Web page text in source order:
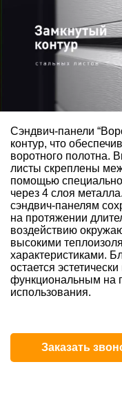
Сэндвич-панели
контур, что
воротного полотна.
листы скреплены
помощью
через 4 слоя
сэндвич-панелям
на протяжении
воздействию
высокими
характеристиками.
остается
функциональным на
использования.
Заказать